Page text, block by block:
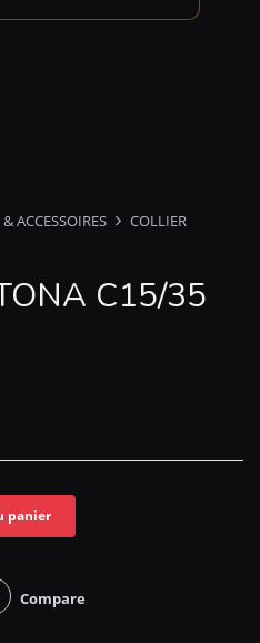
ACCESSOIRES
COLLIER
C15/35
panier
Compare